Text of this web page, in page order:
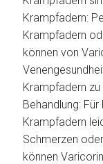
Krampfadern:
Krampfadern
können von
Krampfadern
Behandlung:
Krampfadern
Schmerzen
können